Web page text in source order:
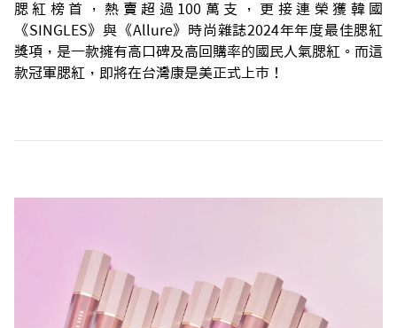
腮紅榜首，熱賣超過100萬支，更接連榮獲韓國
《SINGLES》與《Allure》時尚雜誌2024年年度最佳腮紅
獎項，是一款擁有高口碑及高回購率的國民人氣腮紅。而這
款冠軍腮紅，即將在台灣康是美正式上市！